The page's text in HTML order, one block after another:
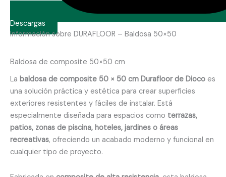
Descargas
Información sobre DURAFLOOR – Baldosa 50×50
Baldosa de composite 50×50 cm
La baldosa de composite 50 × 50 cm Durafloor de Dioco es
una solución práctica y estética para crear superficies
exteriores resistentes y fáciles de instalar. Está
especialmente diseñada para espacios como terrazas,
patios, zonas de piscina, hoteles, jardines o áreas
recreativas, ofreciendo un acabado moderno y funcional en
cualquier tipo de proyecto.